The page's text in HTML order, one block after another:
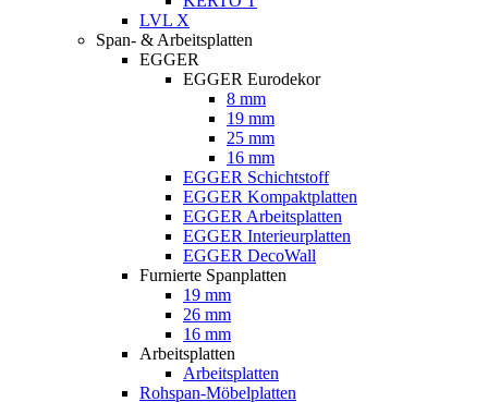
LVL X
Span- & Arbeitsplatten
EGGER
EGGER Eurodekor
8 mm
19 mm
25 mm
16 mm
EGGER Schichtstoff
EGGER Kompaktplatten
EGGER Arbeitsplatten
EGGER Interieurplatten
EGGER DecoWall
Furnierte Spanplatten
19 mm
26 mm
16 mm
Arbeitsplatten
Arbeitsplatten
Rohspan-Möbelplatten